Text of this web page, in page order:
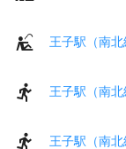
王子駅（南
王子駅（南
王子駅（南